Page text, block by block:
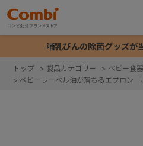
哺乳びんの除菌グッズ
トップ > 製品カテゴリー > ベビー食
> ベビーレーベル油が落ちるエプロン